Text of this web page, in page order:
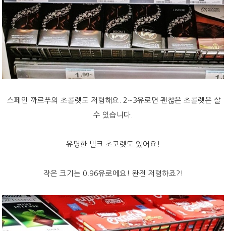
스페인 까르푸의 초콜렛도 저렴해요. 2~3유로면 괜찮은 초콜렛은 살
수 있습니다.
유명한 밀크 초코렛도 있어요!
작은 크기는 0.96유로에요! 완전 저렴하죠?!